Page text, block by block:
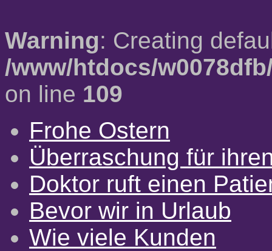
Warning: Creating
/www/htdocs/
on line 109
Frohe Ostern
Überraschung für
Doktor ruft einen
Bevor wir in Urlaub
Wie viele Kunden